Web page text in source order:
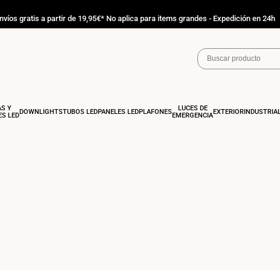
gratis a partir de 19,95€* No aplica para items grandes - Expedición en 24h
Y
LEDDOWNLIGHTSTUBOS LEDPANELES LEDPLAFONES
LUCES DE
EMERGENCIAEXTERIORINDUSTRIAL